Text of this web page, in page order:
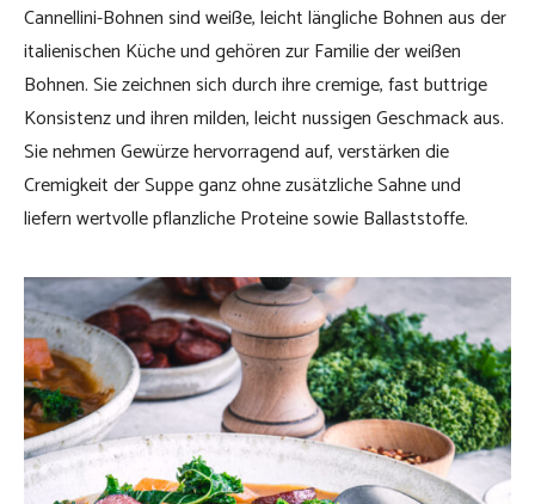
Cannellini-Bohnen sind weiße, leicht längliche Bohnen aus der
italienischen Küche und gehören zur Familie der weißen
Bohnen. Sie zeichnen sich durch ihre cremige, fast buttrige
Konsistenz und ihren milden, leicht nussigen Geschmack aus.
Sie nehmen Gewürze hervorragend auf, verstärken die
Cremigkeit der Suppe ganz ohne zusätzliche Sahne und
liefern wertvolle pflanzliche Proteine sowie Ballaststoffe.